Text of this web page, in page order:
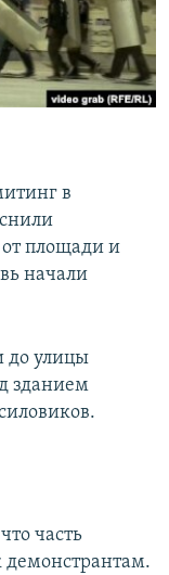
в
от площади и
начали
до улицы
зданием
часть
демонстрантам.